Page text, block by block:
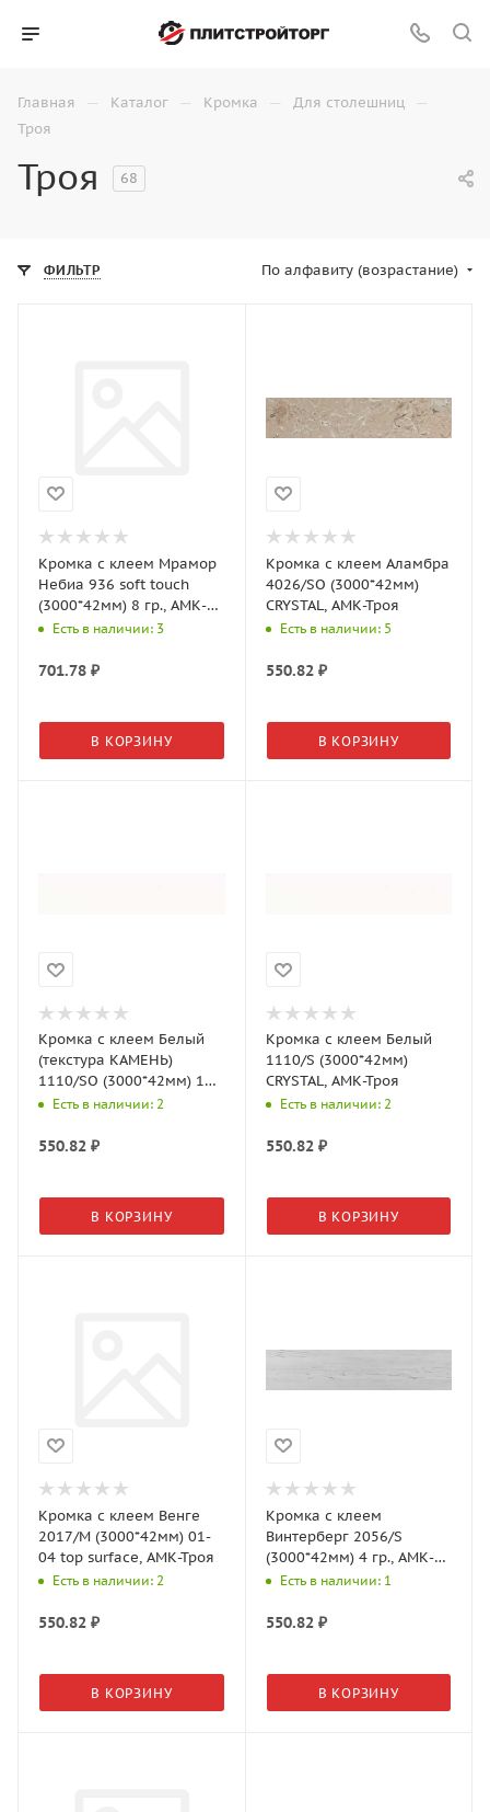
Главная — Каталог — Кромка — Для столешниц —
Троя
Троя 68
ФИЛЬТР По алфавиту (возрастание)
Кромка c клеем Мрамор
Небиа 936 soft touch
(3000*42мм) 8 гр., АМК-
ТрояЕсть в наличии: 3
701.78 ₽
В КОРЗИНУ
Кромка с клеем Аламбра
4026/SO (3000*42мм)
CRYSTAL, АМК-Троя
Есть в наличии: 5
550.82₽
В КОРЗИНУ
Кромка с клеем Белый
(текстура КАМЕНЬ)
1110/SO (3000*42мм) 1
гр., АМК-Троя
Есть в наличии: 2
550.82 ₽
В КОРЗИНУ
Кромка с клеем Белый
1110/S (3000*42мм)
CRYSTAL, АМК-Троя
Есть в наличии: 2
550.82₽
В КОРЗИНУ
Кромка с клеем Венге
2017/М (3000*42мм) 01-
04 top surface, АМК-Троя
Есть в наличии: 2
550.82 ₽
В КОРЗИНУ
Кромка с клеем
Винтерберг 2056/S
(3000*42мм) 4 гр., АМК-
ТрояЕсть в наличии: 1
550.82₽
В КОРЗИНУ